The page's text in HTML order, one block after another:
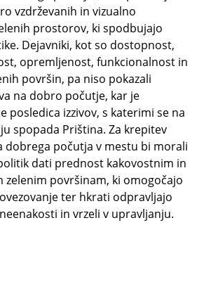
vzdrževanih in vizualno
prostorov, ki spodbujajo
Dejavniki, kot so dostopnost,
opremljenost, funkcionalnost in
površin, pa niso pokazali
na dobro počutje, kar je
posledica izzivov, s katerimi se na
spopada Priština. Za krepitev
dobrega počutja v mestu bi morali
dati prednost kakovostnim in
zelenim površinam, ki omogočajo
ter hkrati odpravljajo
in vrzeli v upravljanju.